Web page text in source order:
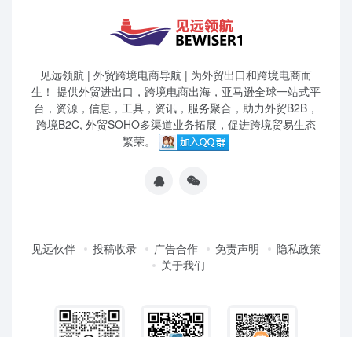
见远领航 | 外贸跨境电商导航 | 为外贸出口和跨境电商而
生！ 提供外贸进出口，跨境电商出海，亚马逊全球一站式平
台，资源，信息，工具，资讯，服务聚合，助力外贸B2B，
跨境B2C, 外贸SOHO多渠道业务拓展，促进跨境贸易生态
繁荣。
见远伙伴 投稿收录 广告合作 免责声明
隐私政策
关于我们